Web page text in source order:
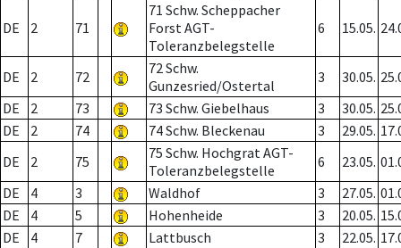
DE 2 71
71 Schw. Scheppacher
Forst AGT-
Toleranzbelegstelle
6 15.05.
DE 2 72
72 Schw.
Gunzesried/Ostertal
3 30.05.
DE
2 73 73 Schw. Giebelhaus 3 30.05.
DE
2 74 74 Schw. Bleckenau 3 29.05.
DE
2 75
75 Schw. Hochgrat AGT-
Toleranzbelegstelle
6 23.05.
DE
4 3 Waldhof 3 27.05.
DE
4 5 Hohenheide 3 20.05.
DE
4 7 Lattbusch 3 22.05.